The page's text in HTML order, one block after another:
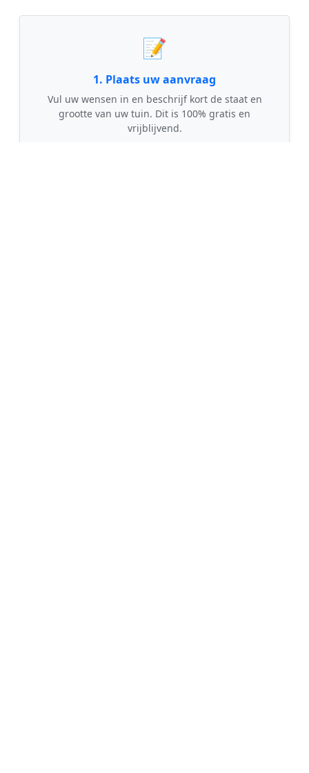
📝
1. Plaats uw aanvraag
Vul uw wensen in en beschrijf kort de staat en
grootte van uw tuin. Dit is 100% gratis en
vrijblijvend.